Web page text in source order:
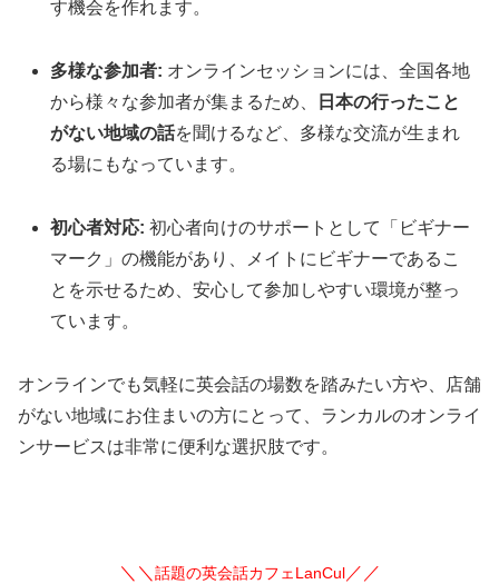
す機会を作れます。
多様な参加者: オンラインセッションには、全国各地
から様々な参加者が集まるため、
日本の行ったこと
がない地域の話を聞けるなど、多様な交流が生まれ
る場にもなっています。
初心者対応: 初心者向けのサポートとして「ビギナー
マーク」の機能があり、メイトにビギナーであるこ
とを示せるため、安心して参加しやすい環境が整っ
ています。
オンラインでも気軽に英会話の場数を踏みたい方や、店舗
がない地域にお住まいの方にとって、ランカルのオンライ
ンサービスは非常に便利な選択肢です。
＼＼ 話題の英会話カフェLanCul／／